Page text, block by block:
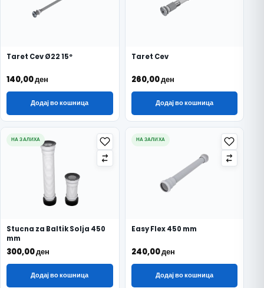
Taret Cev Ø22 15º
140,00ден
Додај во кошница
Taret Cev
260,00ден
Додај во кошница
НА ЗАЛИХА
Stucna za Baltik Solja 450
mm
300,00ден
Додај во кошница
НА ЗАЛИХА
Easy Flex 450 mm
240,00ден
Додај во кошница